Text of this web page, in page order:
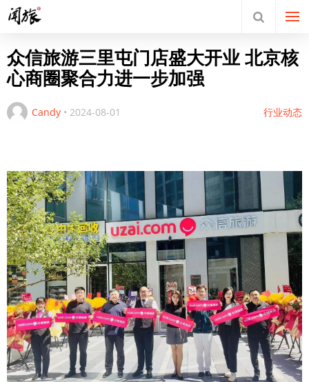
众信旅游三里屯门店盛大开业 北京核
心商圈聚合力进一步加强
Candy • 2024-08-01 行业动态